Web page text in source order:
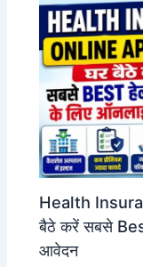
Health
बैठे करें सबसे
आवेदन